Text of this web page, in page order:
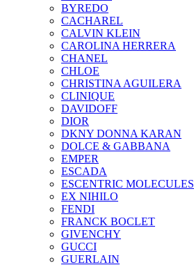
BYREDO
CACHAREL
CALVIN KLEIN
CAROLINA HERRERA
CHANEL
CHLOE
CHRISTINA AGUILERA
CLINIQUE
DAVIDOFF
DIOR
DKNY DONNA KARAN
DOLCE & GABBANA
EMPER
ESCADA
ESCENTRIC MOLECULES
EX NIHILO
FENDI
FRANCK BOCLET
GIVENCHY
GUCCI
GUERLAIN